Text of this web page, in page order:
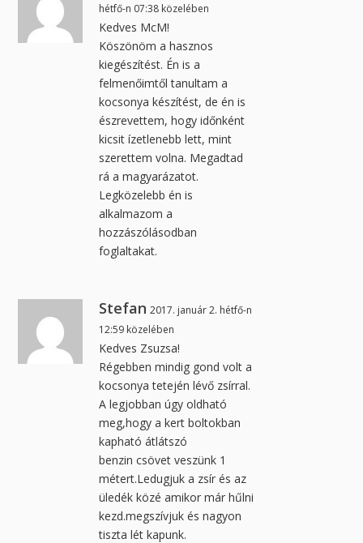
hétfő-n 07:38 közelében
Kedves McM!
Köszönöm a hasznos
kiegészítést. Én is a
felmenőimtől tanultam a
kocsonya készítést, de én is
észrevettem, hogy időnként
kicsit ízetlenebb lett, mint
szerettem volna. Megadtad
rá a magyarázatot.
Legközelebb én is
alkalmazom a
hozzászólásodban
foglaltakat.
Stefan 2017. január 2. hétfő-n
12:59 közelében
Kedves Zsuzsa!
Régebben mindig gond volt a
kocsonya tetején lévő zsírral.
A legjobban úgy oldható
meg,hogy a kert boltokban
kapható átlátszó
benzin csövet veszünk 1
métert.Ledugjuk a zsír és az
üledék közé amikor már hűlni
kezd.megszívjuk és nagyon
tiszta lét kapunk.